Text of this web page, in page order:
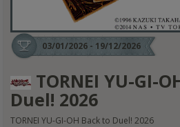
03/01/2026 - 19/12/2026
TORNEI YU-GI-
Duel! 2026
TORNEI YU-GI-OH Back to Duel! 2026